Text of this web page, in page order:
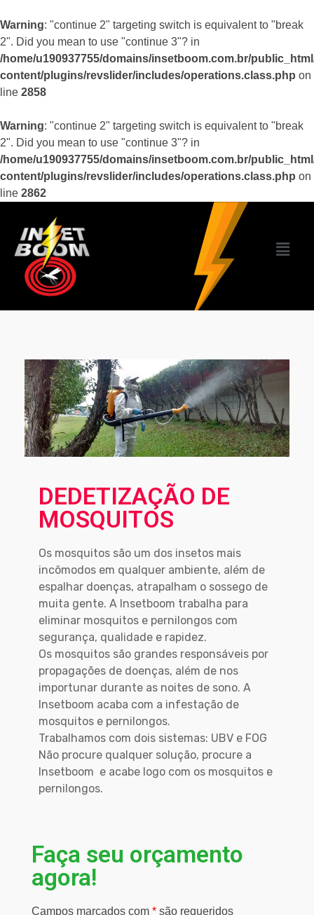
Warning: "continue 2" targeting switch is equivalent to "break
2". Did you mean to use "continue 3"? in
/home/u190937755/domains/insetboom.com.br/
content/plugins/revslider/includes/operations.class.php on
line 2858
Warning: "continue 2" targeting switch is equivalent to "break
2". Did you mean to use "continue 3"? in
/home/u190937755/domains/insetboom.com.br/
content/plugins/revslider/includes/operations.class.php on
line 2862
DEDETIZAÇÃO DE
MOSQUITOS
Os mosquitos são um dos insetos mais
incômodos em qualquer ambiente, além de
espalhar doenças, atrapalham o sossego de
muita gente. A Insetboom trabalha para
eliminar mosquitos e pernilongos com
segurança, qualidade e rapidez.
Os mosquitos são grandes responsáveis por
propagações de doenças, além de nos
importunar durante as noites de sono. A
Insetboom acaba com a infestação de
mosquitos e pernilongos.
Trabalhamos com dois sistemas: UBV e FOG
Não procure qualquer solução, procure a
Insetboom e acabe logo com os mosquitos e
pernilongos.
Faça seu orçamento
agora!
Campos marcados com * são requeridos